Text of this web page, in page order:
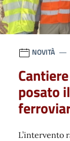
NOVITÀ
posato
L’intervento